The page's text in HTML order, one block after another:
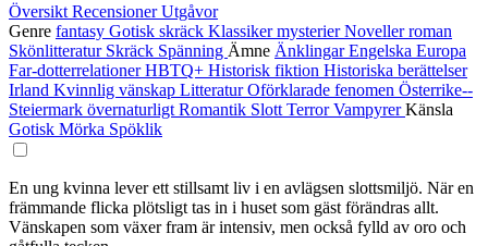
Översikt RecensionerUtgåvor
Genre fantasy Gotisk skräck KlassikermysterierNovellerroman
Skönlitteratur Skräck Spänning Ämne ÄnklingarEngelska Europa
Far-dotterrelationerHBTQ+ Historisk fiktion Historiska berättelser
Irland Kvinnlig vänskap LitteraturOförklarade fenomen Österrike--
Steiermark övernaturligt Romantik Slott TerrorVampyrerKänsla
Gotisk Mörka Spöklik
En ung kvinna lever ett stillsamt liv i en avlägsen slottsmiljö. När en
främmande flicka plötsligt tas in i huset som gäst förändras allt.
Vänskapen som växer fram är intensiv, men också fylld av oro och